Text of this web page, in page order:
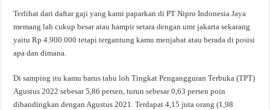
Terlihat dari daftar gaji yang kami paparkan di PT Nipro Indonesia Jaya
memang lah cukup besar atau hampir setara dengan umr jakarta sekarang
yaitu Rp 4.900.000 tetapi tergantung kamu menjabat atau berada di posisi
apa dan dimana.
Di samping itu kamu harus tahu loh Tingkat Pengangguran Terbuka (TPT)
Agustus 2022 sebesar 5,86 persen, turun sebesar 0,63 persen poin
dibandingkan dengan Agustus 2021. Terdapat 4,15 juta orang (1,98